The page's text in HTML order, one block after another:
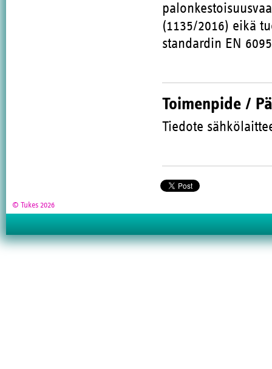
(1135/2016) eikä
standardin EN
Toimenpide /
Tiedote
© Tukes 2026